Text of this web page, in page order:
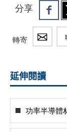
分享
轉寄
延伸閱讀
功率半導體